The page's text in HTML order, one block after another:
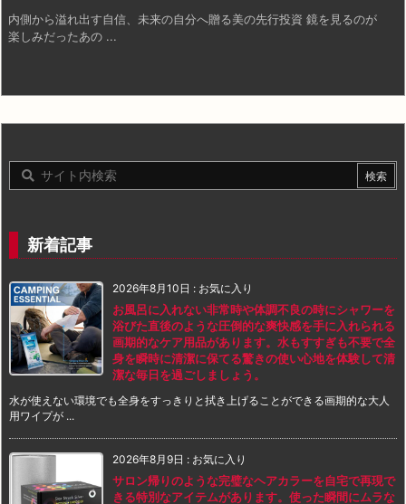
内側から溢れ出す自信、未来の自分へ贈る美の先行投資 鏡を見るのが
楽しみだったあの ...
新着記事
2026年8月10日 : お気に入り
お風呂に入れない非常時や体調不良の時にシャワーを
浴びた直後のような圧倒的な爽快感を手に入れられる
画期的なケア用品があります。水もすすぎも不要で全
身を瞬時に清潔に保てる驚きの使い心地を体験して清
潔な毎日を過ごしましょう。
水が使えない環境でも全身をすっきりと拭き上げることができる画期的な大人
用ワイプが ...
2026年8月9日 : お気に入り
サロン帰りのような完璧なヘアカラーを自宅で再現で
きる特別なアイテムがあります。使った瞬間にムラな